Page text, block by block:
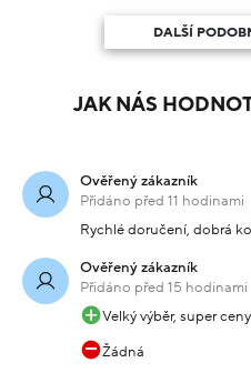
DALŠÍ
JAK NÁS
Ověřený zákazník
Přidáno před 11 hodinami
Rychlé doručení, dobrá
Ověřený zákazník
Přidáno před 15 hodinami
Velký výběr, super ceny
Žádná